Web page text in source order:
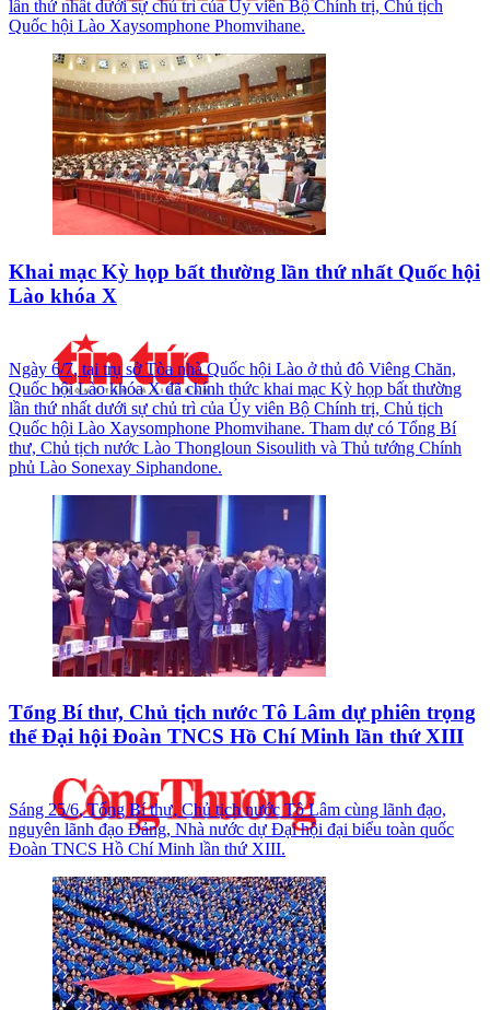
lần thứ nhất dưới sự chủ trì của Ủy viên Bộ Chính trị, Chủ tịch
Quốc hội Lào Xaysomphone Phomvihane.
Khai mạc Kỳ họp bất thường lần thứ nhất Quốc hội
Lào khóa X
Ngày 6/7, tại trụ sở Tòa nhà Quốc hội Lào ở thủ đô Viêng Chăn,
Quốc hội Lào khóa X đã chính thức khai mạc Kỳ họp bất thường
lần thứ nhất dưới sự chủ trì của Ủy viên Bộ Chính trị, Chủ tịch
Quốc hội Lào Xaysomphone Phomvihane. Tham dự có Tổng Bí
thư, Chủ tịch nước Lào Thongloun Sisoulith và Thủ tướng Chính
phủ Lào Sonexay Siphandone.
Tổng Bí thư, Chủ tịch nước Tô Lâm dự phiên trọng
thể Đại hội Đoàn TNCS Hồ Chí Minh lần thứ XIII
Sáng 25/6, Tổng Bí thư, Chủ tịch nước Tô Lâm cùng lãnh đạo,
nguyên lãnh đạo Đảng, Nhà nước dự Đại hội đại biểu toàn quốc
Đoàn TNCS Hồ Chí Minh lần thứ XIII.